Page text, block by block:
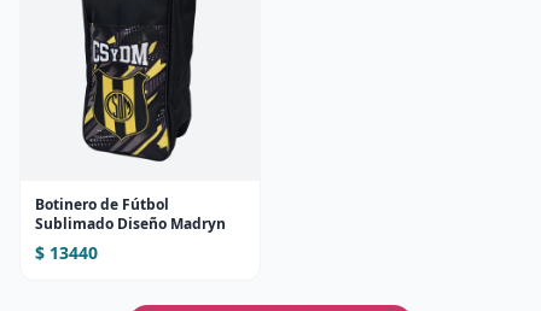
Botinero de Fútbol
Sublimado Diseño Madryn
$ 13440